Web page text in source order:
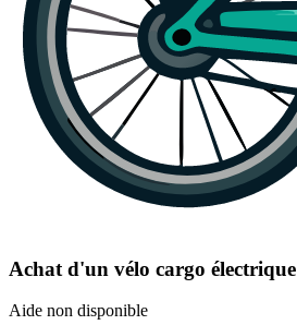
Achat d'un vélo cargo électrique
Aide non disponible